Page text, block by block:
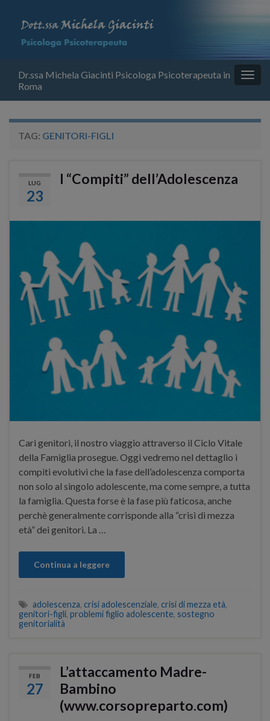
Dr.ssa Michela Giacinti Psicologa Psicoterapeuta in
Roma
TAG: GENITORI-FIGLI
LUG
23
I “Compiti” dell’Adolescenza
Cari genitori, il nostro viaggio attraverso il Ciclo Vitale
della Famiglia prosegue. Oggi vedremo nel dettaglio i
compiti evolutivi che la fase dell’adolescenza comporta
non solo al singolo adolescente, ma come sempre, a tutta
la famiglia. Questa forse è la fase più faticosa, anche
perchè generalmente corrisponde alla “crisi di mezza
età” dei genitori. La …
Continua a leggere
adolescenza, crisi adolescenziale, crisi di mezza età,
genitori-figli, problemi figlio adolescente, sostegno
genitorialità
FEB
27
L’attaccamento Madre-
Bambino
(www.corsopreparto.com)